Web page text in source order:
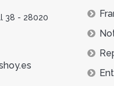
38 - 28020